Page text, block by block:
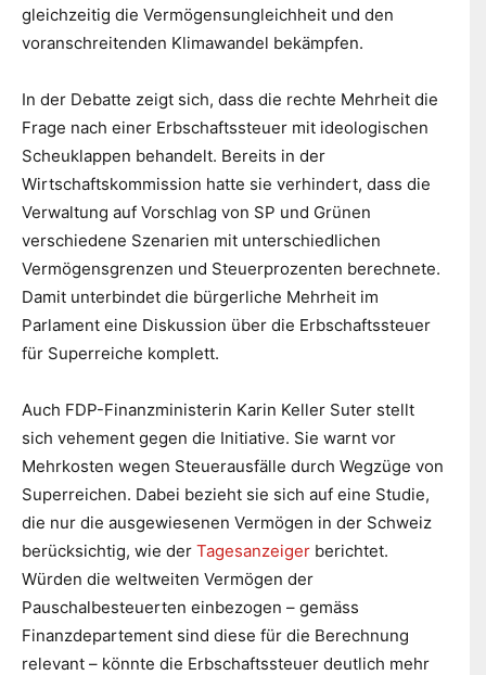
gleichzeitig die Vermögensungleichheit und den
voranschreitenden Klimawandel bekämpfen.
In der Debatte zeigt sich, dass die rechte Mehrheit die
Frage nach einer Erbschaftssteuer mit ideologischen
Scheuklappen behandelt. Bereits in der
Wirtschaftskommission hatte sie verhindert, dass die
Verwaltung auf Vorschlag von SP und Grünen
verschiedene Szenarien mit unterschiedlichen
Vermögensgrenzen und Steuerprozenten berechnete.
Damit unterbindet die bürgerliche Mehrheit im
Parlament eine Diskussion über die Erbschaftssteuer
für Superreiche komplett.
Auch FDP-Finanzministerin Karin Keller Suter stellt
sich vehement gegen die Initiative. Sie warnt vor
Mehrkosten wegen Steuerausfälle durch Wegzüge von
Superreichen. Dabei bezieht sie sich auf eine Studie,
die nur die ausgewiesenen Vermögen in der Schweiz
berücksichtig, wie der Tagesanzeiger berichtet.
Würden die weltweiten Vermögen der
Pauschalbesteuerten einbezogen – gemäss
Finanzdepartement sind diese für die Berechnung
relevant – könnte die Erbschaftssteuer deutlich mehr